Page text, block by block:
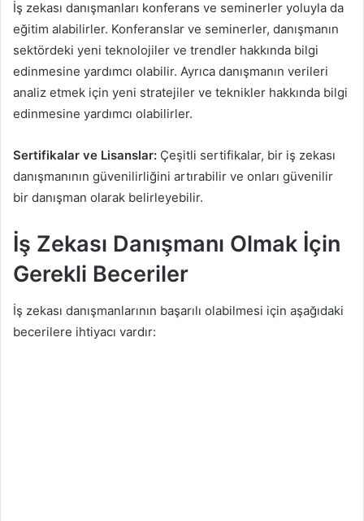
İş zekası danışmanları konferans ve seminerler yoluyla da
eğitim alabilirler. Konferanslar ve seminerler, danışmanın
sektördeki yeni teknolojiler ve trendler hakkında bilgi
edinmesine yardımcı olabilir. Ayrıca danışmanın verileri
analiz etmek için yeni stratejiler ve teknikler hakkında bilgi
edinmesine yardımcı olabilirler.
Sertifikalar ve Lisanslar: Çeşitli sertifikalar, bir iş zekası
danışmanının güvenilirliğini artırabilir ve onları güvenilir
bir danışman olarak belirleyebilir.
İş Zekası Danışmanı Olmak İçin
Gerekli Beceriler
İş zekası danışmanlarının başarılı olabilmesi için aşağıdaki
becerilere ihtiyacı vardır: